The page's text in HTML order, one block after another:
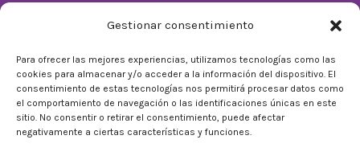
Gestionar consentimiento
Para ofrecer las mejores experiencias, utilizamos tecnologías como las
cookies para almacenar y/o acceder a la información del dispositivo. El
consentimiento de estas tecnologías nos permitirá procesar datos como
el comportamiento de navegación o las identificaciones únicas en este
sitio. No consentir o retirar el consentimiento, puede afectar
negativamente a ciertas características y funciones.
De Lunes a Domingos de 10:00 a 22:00
Festivos sujetos al horario del Málaga Factory